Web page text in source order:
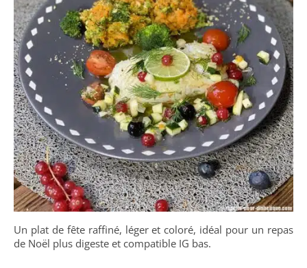
Un plat de fête raffiné, léger et coloré, idéal pour un repas
de Noël plus digeste et compatible IG bas.